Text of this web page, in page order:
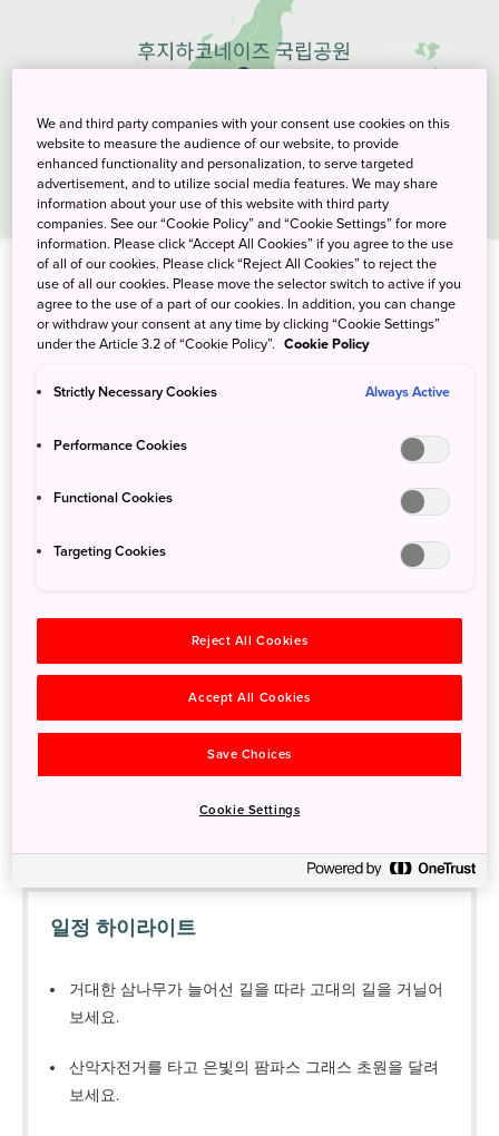
태그
화산 활동은 하코네 주변의 지형을 형성했고, 인간의 활동은 이 매
혹적인 지역의 온천 문화와 고대 도로를 만들어냈습니다.
일정 하이라이트
거대한 삼나무가 늘어선 길을 따라 고대의 길을 거닐어
보세요.
산악자전거를 타고 은빛의 팜파스 그래스 초원을 달려
보세요.
여행 개요
2일 차
타기와 산 위에서의 활강
3일 차
하코네에서 여전히 활동 중인 화산 현상
We and third party companies with your consent use cookies on this
website to measure the audience of our website, to provide
enhanced functionality and personalization, to serve targeted
advertisement, and to utilize social media features. We may share
information about your use of this website with third party
companies. See our “Cookie Policy” and “Cookie Settings” for more
information. Please click “Accept All Cookies” if you agree to the use
of all of our cookies. Please click “Reject All Cookies” to reject the
use of all our cookies. Please move the selector switch to active if you
agree to the use of a part of our cookies. In addition, you can change
or withdraw your consent at any time by clicking “Cookie Settings”
under the Article 3.2 of “Cookie Policy”. Cookie Policy
Strictly Necessary Cookies Always Active
Performance Cookies
Functional Cookies
Targeting Cookies
Reject All Cookies
Accept All Cookies
Save Choices
Cookie Settings